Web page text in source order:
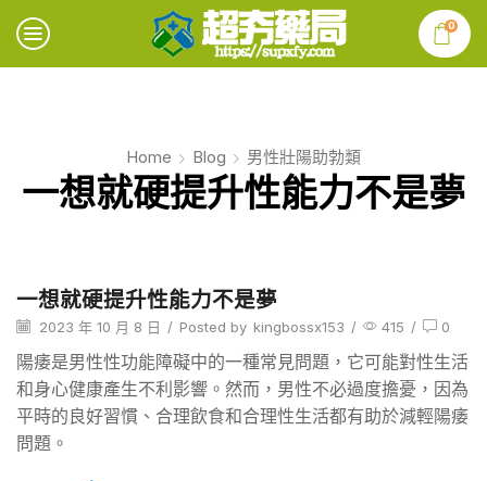
0
Home Blog 男性壯陽助勃類
一想就硬提升性能力不是夢
一想就硬提升性能力不是夢
2023 年 10 月 8 日 / Posted by kingbossx153 / 415 / 0
陽痿是男性性功能障礙中的一種常見問題，它可能對性生活
和身心健康產生不利影響。然而，男性不必過度擔憂，因為
平時的良好習慣、合理飲食和合理性生活都有助於減輕陽痿
問題。